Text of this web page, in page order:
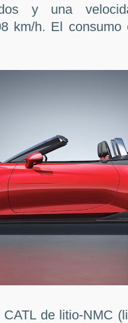
y una
km/h. El
de litio-NMC